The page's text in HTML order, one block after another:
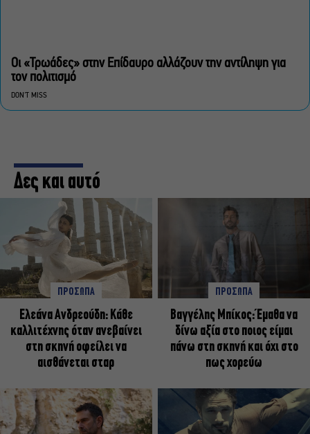
Οι «Τρωάδες» στην Επίδαυρο αλλάζουν την αντίληψη για
τον πολιτισμό
DON'T MISS
Δες και αυτό
ΠΡΟΣΩΠΑ
Ελεάνα Ανδρεούδη: Κάθε
καλλιτέχνης όταν ανεβαίνει
στη σκηνή οφείλει να
αισθάνεται σταρ
ΠΡΟΣΩΠΑ
Βαγγέλης Μπίκος: Έμαθα να
δίνω αξία στο ποιος είμαι
πάνω στη σκηνή και όχι στο
πως χορεύω